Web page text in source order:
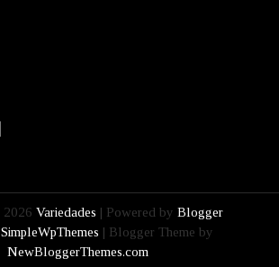
2026 Variedades | Powered by Blogger
SimpleWpThemes | Blogger Theme by
NewBloggerThemes.com